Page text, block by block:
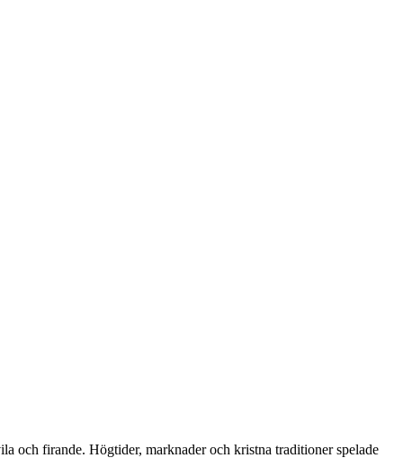
och firande. Högtider, marknader och kristna traditioner spelade